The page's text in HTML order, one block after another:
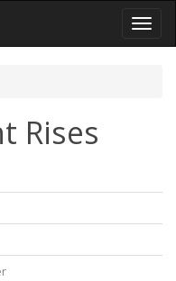
Toggle
Rises